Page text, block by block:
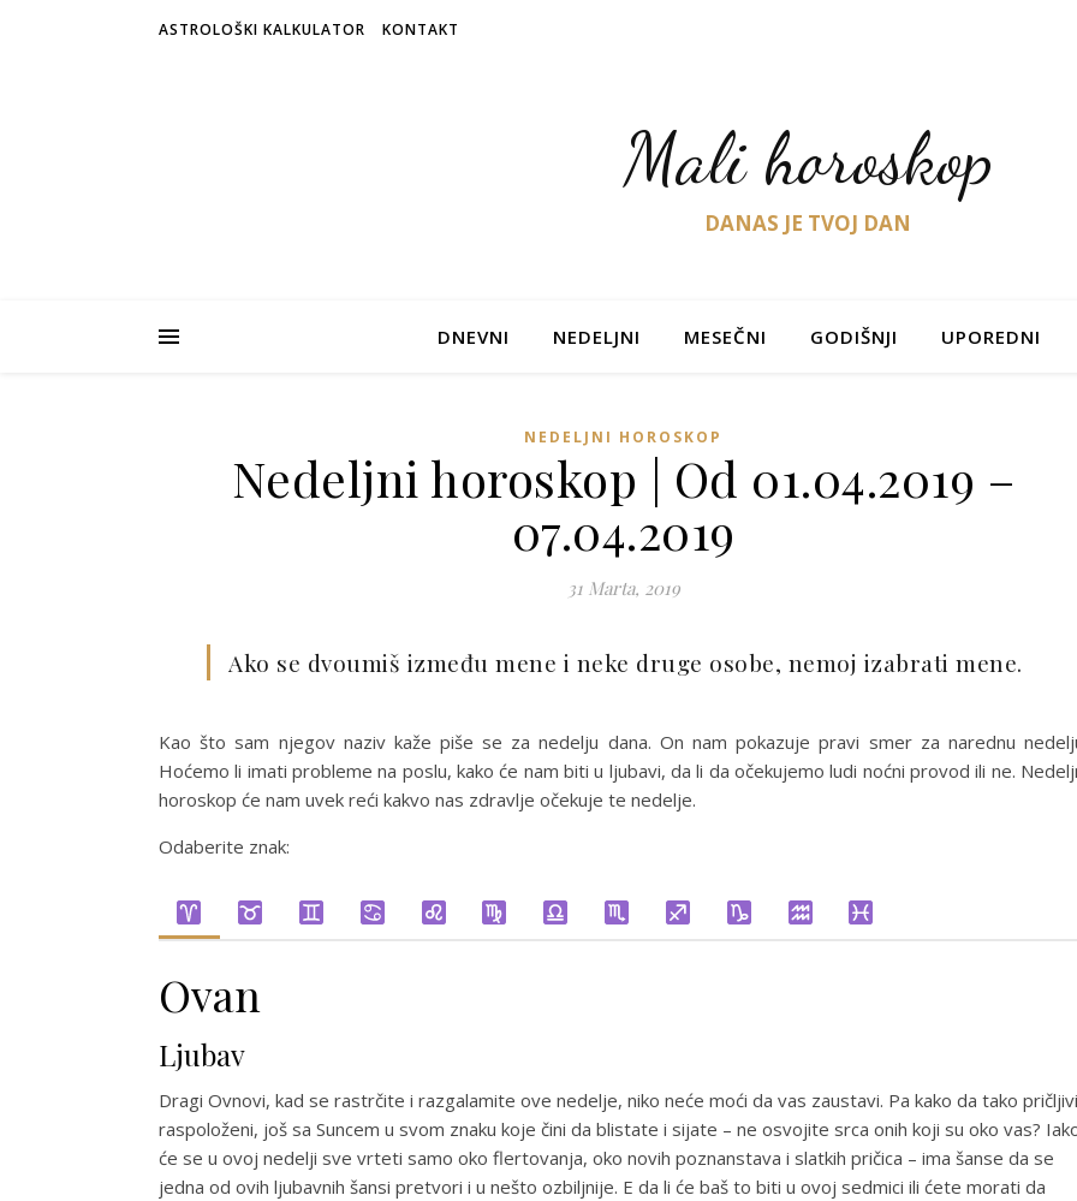
ASTROLOŠKI KALKULATOR KONTAKT
Mali horoskop
DANAS JE TVOJ DAN
DNEVNI NEDELJNI MESEČNI GODIŠNJI UPOREDNI
NEDELJNI HOROSKOP
Nedeljni horoskop | Od 01.04.2019 –
07.04.2019
31 Marta, 2019
Ako se dvoumiš između mene i neke druge osobe, nemoj izabrati mene.
Kao što sam njegov naziv kaže piše se za nedelju dana. On nam pokazuje pravi smer za narednu
Hoćemo li imati probleme na poslu, kako će nam biti u ljubavi, da li da očekujemo ludi noćni provod ili ne.
horoskop će nam uvek reći kakvo nas zdravlje očekuje te nedelje.
Odaberite znak:
Ovan
Ljubav
Dragi Ovnovi, kad se rastrčite i razgalamite ove nedelje, niko neće moći da vas zaustavi. Pa kako da tako
raspoloženi, još sa Suncem u svom znaku koje čini da blistate i sijate – ne osvojite srca onih koji su oko vas?
će se u ovoj nedelji sve vrteti samo oko flertovanja, oko novih poznanstava i slatkih pričica – ima šanse da se
jedna od ovih ljubavnih šansi pretvori i u nešto ozbiljnije. E da li će baš to biti u ovoj sedmici ili ćete morati da